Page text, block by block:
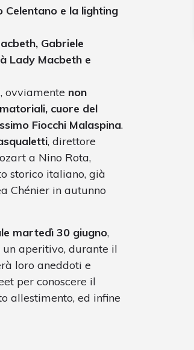
Celentano e la lighting
Gabriele
Lady Macbeth e
ovviamente non
cuore del
Fiocchi Malaspina.
, direttore
a Nino Rota,
storico italiano, già
Chénier in autunno
martedì 30 giugno,
aperitivo, durante il
loro aneddoti e
per conoscere il
allestimento, ed infine